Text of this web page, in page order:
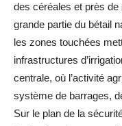
des céréales et près
grande partie du bétail
les zones touchées
infrastructures
centrale, où l’activité
système de barrages,
Sur le plan de la